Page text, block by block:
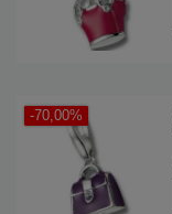
-70,00%